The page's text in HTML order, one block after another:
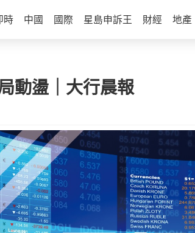
時 中國 國際 星島申訴王 財經 地產
動盪｜大行晨報